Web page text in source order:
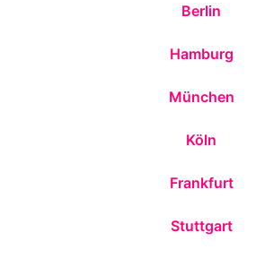
Berlin
Hamburg
München
Köln
Frankfurt
Stuttgart